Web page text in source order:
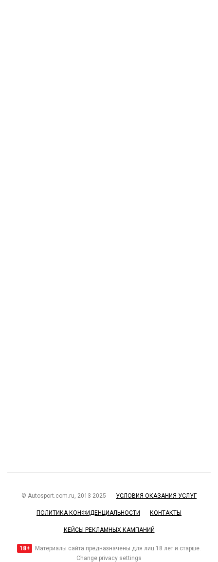
© Autosport.com.ru, 2013-2025 УСЛОВИЯ ОКАЗАНИЯ УСЛУГ
ПОЛИТИКА КОНФИДЕНЦИАЛЬНОСТИ КОНТАКТЫ
КЕЙСЫ РЕКЛАМНЫХ КАМПАНИЙ
18+
Материалы сайта предназначены для лиц 18 лет и старше.
Change privacy settings